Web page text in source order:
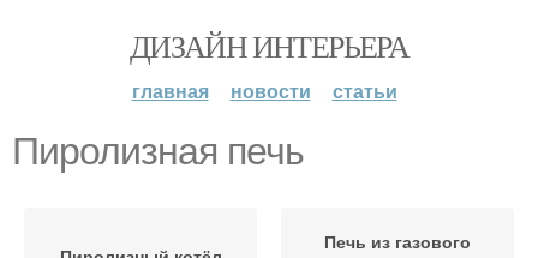
ДИЗАЙН ИНТЕРЬЕРА
главная новости статьи
Пиролизная печь
Печь из газового